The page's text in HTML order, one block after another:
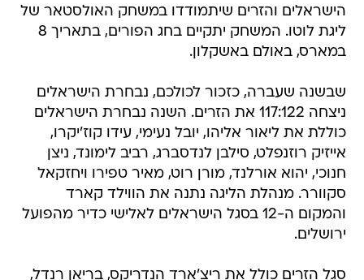
הישראלים והזרים שיתמודדו במשחק האולסטאר של
ליגת לוטו. המשחק יתקיים בחג הפורים, בתאריך 8
במארס, באולם באשקלון.
שבשנה שעברה, כזכור לכולכם, נבחרת הישראלים
ניצחה 117:122 את הזרים. השנה נבחרת הישראלים
כוללת את ליאור אליהו, יובל נעימי, עידו קוז'יקרו,
אייזיק רוזנפלט, סילבן לנדסברג, רביב לימונד, ניצן
חנוכי, יהוא אורלנד, מורן רוט, מאיר טפירו ויחזקאל
סקוורר. מנהלת הליגה נתנה את הווילד קארד
והמקום ה-12 בסגל הישראלים לאלישי כדיר מהפועל
ירושלים.
סגל הזרים כולל את ריצ'ארד הנדריקס, בריאן רנדל,